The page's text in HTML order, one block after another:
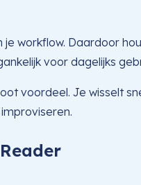
workflow. Daardoor
voor dagelijks
voordeel. Je wisselt